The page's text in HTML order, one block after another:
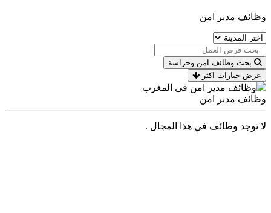
وظائف مدير امن
بحث وظائف امن وحراسة
عرض خيارات اكثر
وظائف مدير امن
لا توجد وظائف في هذا المجال .